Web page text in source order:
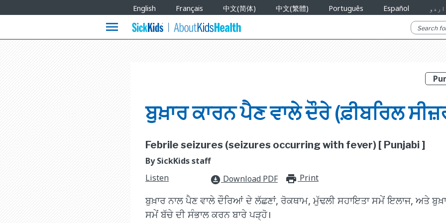
Languages
English Français 中文(简体) 中文(繁體) Português Español اردو
menu
ਬੁਖ਼ਾਰ ਕਾਰਨ ਪੈਣ ਵਾਲੇ ਦੌਰੇ (ਫ਼ੀਬਰਿਲ
Febrile seizures (seizures occurring with fever) [ Punjabi ]
By SickKids staff
Listen
download_for_offline Download PDF print_for_offline
Print
ਬੁਖ਼ਾਰ ਨਾਲ ਪੈਣ ਵਾਲੇ ਦੌਰਿਆਂ ਦੇ ਲੱਛਣਾਂ, ਰੋਕਥਾਮ, ਮੁੱਢਲੀ ਸਹਾਇਤਾ ਸਮੇਂ ਇਲਾਜ, ਅਤੇ
ਸਮੇਂ ਬੱਚੇ ਦੀ ਸੰਭਾਲ ਕਰਨ ਬਾਰੇ ਪੜ੍ਹੋ।